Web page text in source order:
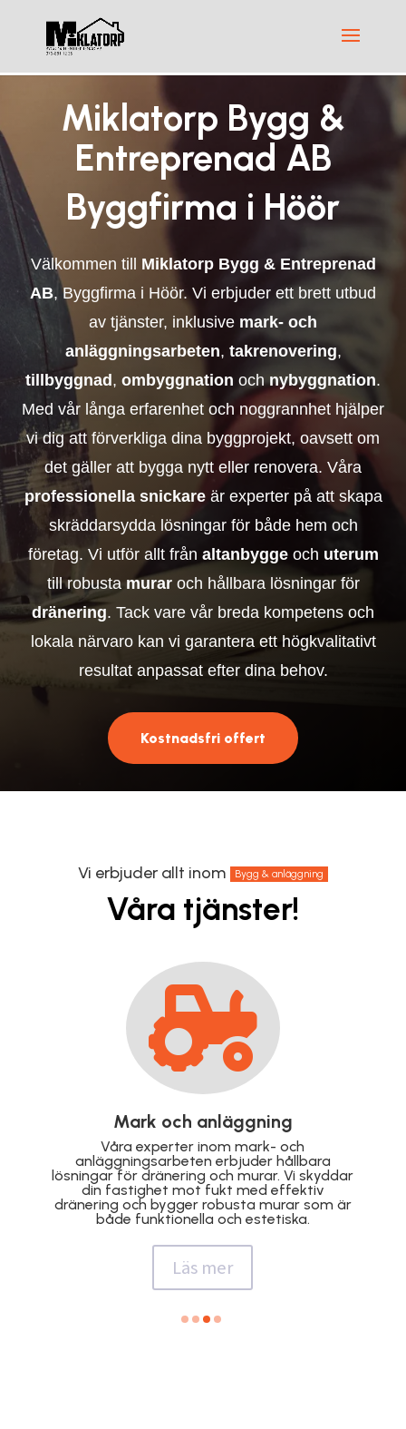
Miklatorp Bygg &
Entreprenad AB
Byggfirma i Höör
Välkommen till Miklatorp Bygg & Entreprenad
AB, Byggfirma i Höör. Vi erbjuder ett brett utbud
av tjänster, inklusive mark- och
anläggningsarbeten, takrenovering,
tillbyggnad , ombyggnation ochnybyggnation.
Med vår långa erfarenhet och noggrannhet hjälper
vi dig att förverkliga dina byggprojekt, oavsett om
det gäller att bygga nytt eller renovera. Våra
professionella snickareär experter på att skapa
skräddarsydda lösningar för både hem och
företag. Vi utför allt från altanbyggeoch uterum
till robusta muraroch hållbara lösningar för
dränering. Tack vare vår breda kompetens och
lokala närvaro kan vi garantera ett högkvalitativt
resultat anpassat efter dina behov.
Kostnadsfri offert
Vi erbjuder allt inom Bygg & anläggning
Våra tjänster!

Takrenovering
Förläng livslängden på ditt tak med vår
professionella takrenovering. Vi reparerar och
förnyar taket för att säkerställa hållbarhet,
skydd och ett snyggt resultat som håller
över tid.
Läs mer